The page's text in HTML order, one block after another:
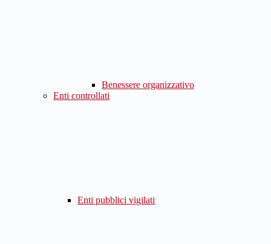
Benessere organizzativo
Enti controllati
Enti pubblici vigilati